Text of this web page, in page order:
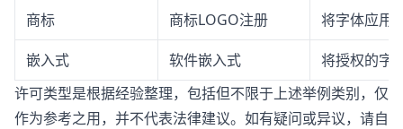
商标 商标LOGO注册 将字体应用
嵌入式 软件嵌入式
将授权的字
许可类型是根据经验整理，包括但不限于上述举例类别，仅
作为参考之用，并不代表法律建议。如有疑问或异议，请自